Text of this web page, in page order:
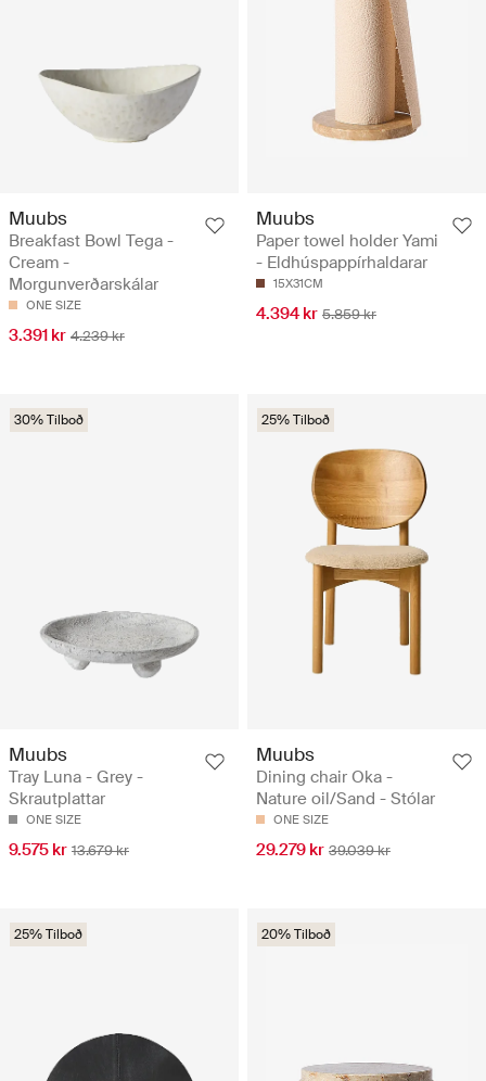
Muubs
Breakfast Bowl Tega -
Cream -
Morgunverðarskálar
ONE SIZE
3.391 kr 4.239 kr
Muubs
Paper towel holder Yami
- Eldhúspappírhaldarar
15X31CM
4.394 kr 5.859 kr
30% Tilboð
Muubs
Tray Luna - Grey -
Skrautplattar
ONE SIZE
9.575 kr 13.679 kr
25% Tilboð
Muubs
Dining chair Oka -
Nature oil/Sand - Stólar
ONE SIZE
29.279 kr 39.039 kr
25% Tilboð 20% Tilboð